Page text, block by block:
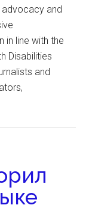
advocacy and
in line with the
Disabilities
and